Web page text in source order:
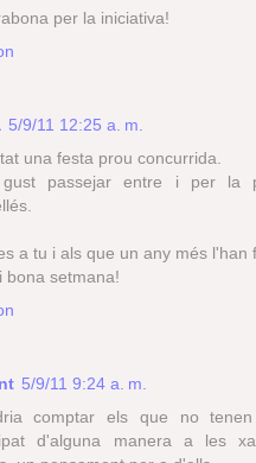
per la iniciativa!
5/9/11 12:25 a. m.
una festa prou concurrida.
passejar entre i per la
a tu i als que un any més l'han
bona setmana!
5/9/11 9:24 a. m.
comptar els que no
d'alguna manera a les